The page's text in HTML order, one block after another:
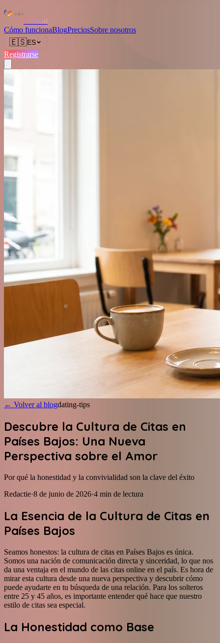
Love.nl
Cómo funcionaBlogPreciosSobre nosotros
🇪🇸ES
Registrarse
← Volver al blogdating-tips
Descubre la Cultura de Citas en
Países Bajos: Una Nueva
Perspectiva sobre el Amor
Por qué la honestidad y la convivialidad son la clave del éxito
Redactie·8 de junio de 2026·4 min de lectura
La Esencia de la Cultura de Citas en
Países Bajos
Seamos honestos: la cultura de citas en Países Bajos es única.
Somos una nación de comunicación directa y sinceridad, lo que nos
da una ventaja en el mundo de las citas online en el país. Es hora de
mirar esta cultura desde una nueva perspectiva y descubrir cómo
puede ayudarte en tu búsqueda de una relación. Para los solteros
entre 25 y 45 años, es importante entender qué hace que nuestro
estilo de citas sea especial.
La Honestidad como Base